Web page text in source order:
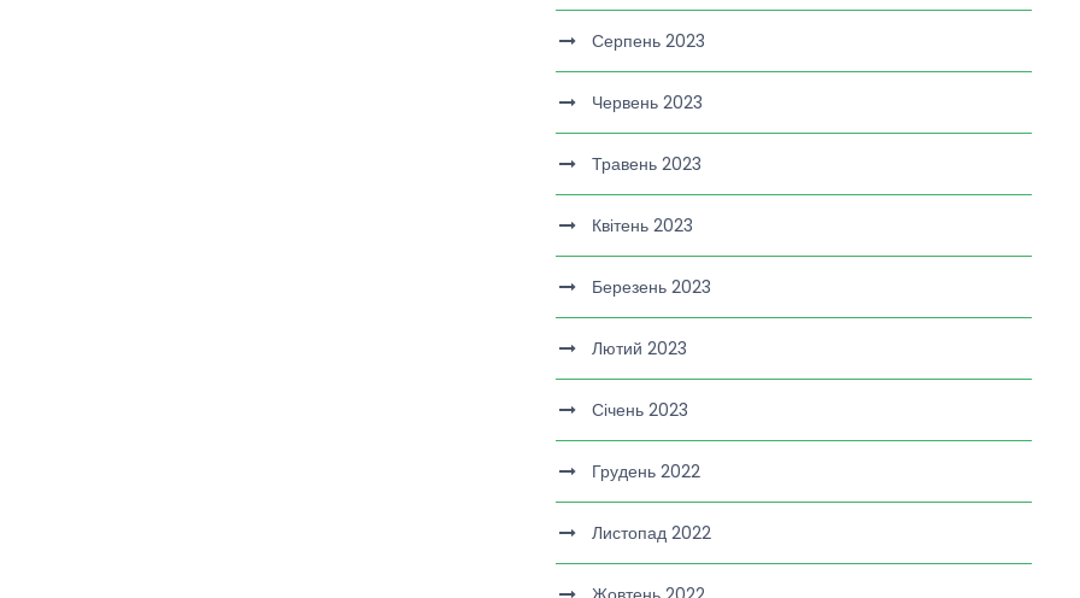
Серпень 2023
Червень 2023
Травень 2023
Квітень 2023
Березень 2023
Лютий 2023
Січень 2023
Грудень 2022
Листопад 2022